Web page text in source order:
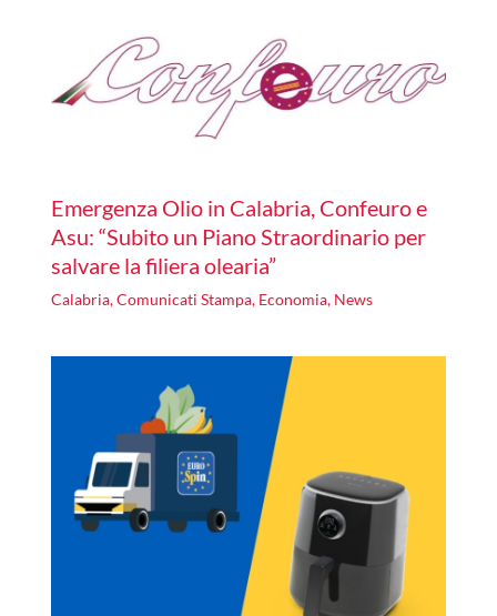
Emergenza Olio in Calabria, Confeuro e
Asu: “Subito un Piano Straordinario per
salvare la filiera olearia”
Calabria,Comunicati Stampa, Economia, News